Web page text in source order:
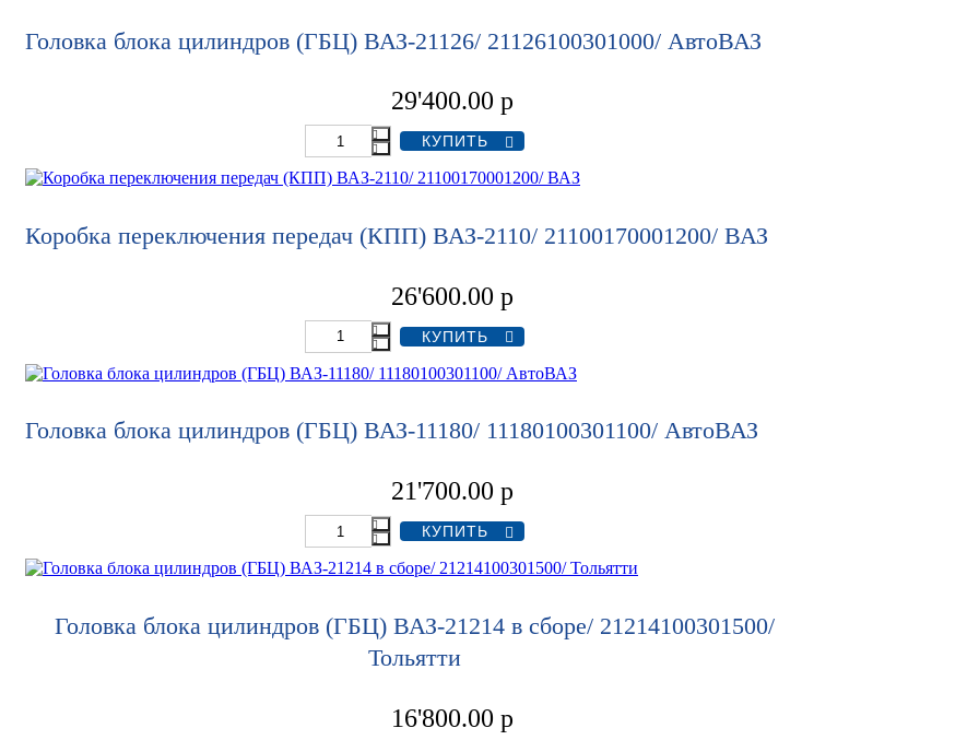
Головка блока цилиндров (ГБЦ) ВАЗ-21126/ 21126100301000/ АвтоВАЗ
29'400.00 р
Коробка переключения передач (КПП) ВАЗ-2110/ 21100170001200/ ВАЗ
26'600.00 р
Головка блока цилиндров (ГБЦ) ВАЗ-11180/ 11180100301100/ АвтоВАЗ
21'700.00 р
Головка блока цилиндров (ГБЦ) ВАЗ-21214 в сборе/ 21214100301500/
Тольятти
16'800.00 р